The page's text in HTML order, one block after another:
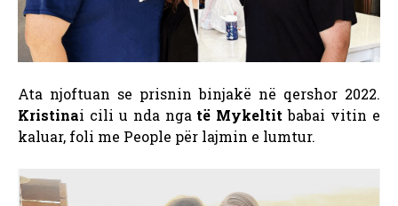
Ata njoftuan se prisnin binjakë në qershor 2022.
Kristinai cili u nda nga të Mykeltit babai vitin e
kaluar, foli me People për lajmin e lumtur.